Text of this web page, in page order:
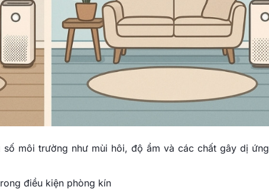
môi trường như mùi hôi, độ ẩm và các chất gây dị
điều kiện phòng kín